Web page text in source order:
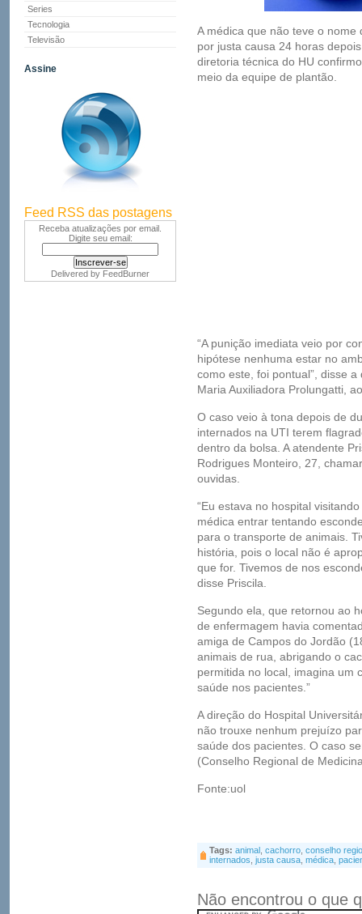
Series
Tecnologia
Televisão
Assine
Feed RSS das postagens
Receba atualizações por email.
Digite seu email:
Delivered by FeedBurner
A médica que não teve o
por justa causa 24 horas
diretoria técnica do HU
meio da equipe de plantão.
“A punição imediata veio por
hipótese nenhuma estar no
como este, foi pontual”, disse
Maria Auxiliadora Prolungatti,
O caso veio à tona depois de
internados na UTI terem
dentro da bolsa. A atendente
Rodrigues Monteiro, 27,
ouvidas.
“Eu estava no hospital
médica entrar tentando
para o transporte de animais.
história, pois o local não é
que for. Tivemos de nos
disse Priscila.
Segundo ela, que retornou ao
de enfermagem havia
amiga de Campos do Jordão
animais de rua, abrigando o
permitida no local, imagina um
saúde nos pacientes.”
A direção do Hospital
não trouxe nenhum prejuízo
saúde dos pacientes. O caso
(Conselho Regional de
Fonte:uol
Tags: animal cachorro conselho
internados justa causa médica
Não encontrou o que